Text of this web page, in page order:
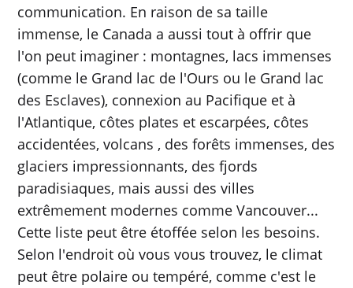
communication. En raison de sa taille
immense, le Canada a aussi tout à offrir que
l'on peut imaginer : montagnes, lacs immenses
(comme le Grand lac de l'Ours ou le Grand lac
des Esclaves), connexion au Pacifique et à
l'Atlantique, côtes plates et escarpées, côtes
accidentées, volcans , des forêts immenses, des
glaciers impressionnants, des fjords
paradisiaques, mais aussi des villes
extrêmement modernes comme Vancouver...
Cette liste peut être étoffée selon les besoins.
Selon l'endroit où vous vous trouvez, le climat
peut être polaire ou tempéré, comme c'est le